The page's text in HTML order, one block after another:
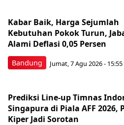
Bandung
Kabar Baik, Harga Sejumlah
Kebutuhan Pokok Turun,
Alami Deflasi 0,05 Persen
Jumat, 7 Agu 2026 - 15:55
Prediksi Line-up Timnas
Singapura di Piala AFF 2026,
Kiper Jadi Sorotan